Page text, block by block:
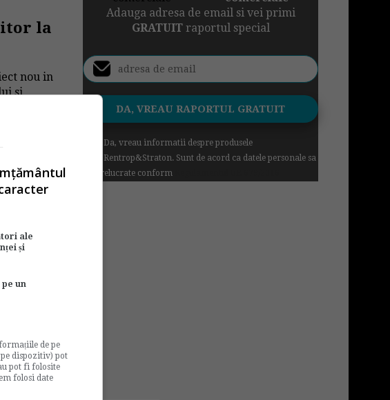
la
nou in
si
Adauga adresa de email si vei primi
GRATUITraportul special
Da, vreau informatii despre produsele
Rentrop&Straton. Sunt de acord ca datele personale sa
fie prelucrate conform
ale
și
un
de pe
dispozitiv) pot
pot fi folosite
folosi date